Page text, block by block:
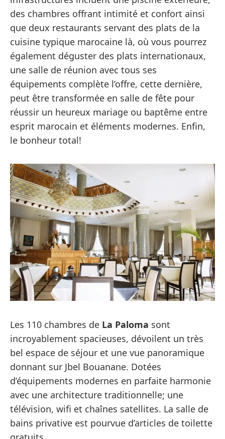
des chambres offrant intimité et confort ainsi
que deux restaurants servant des plats de la
cuisine typique marocaine là, où vous pourrez
également déguster des plats internationaux,
une salle de réunion avec tous ses
équipements complète l’offre, cette dernière,
peut être transformée en salle de fête pour
réussir un heureux mariage ou baptême entre
esprit marocain et éléments modernes. Enfin,
le bonheur total!
Les 110 chambres de La Paloma sont
incroyablement spacieuses, dévoilent un très
bel espace de séjour et une vue panoramique
donnant sur Jbel Bouanane. Dotées
d’équipements modernes en parfaite harmonie
avec une architecture traditionnelle; une
télévision, wifi et chaînes satellites. La salle de
bains privative est pourvue d’articles de toilette